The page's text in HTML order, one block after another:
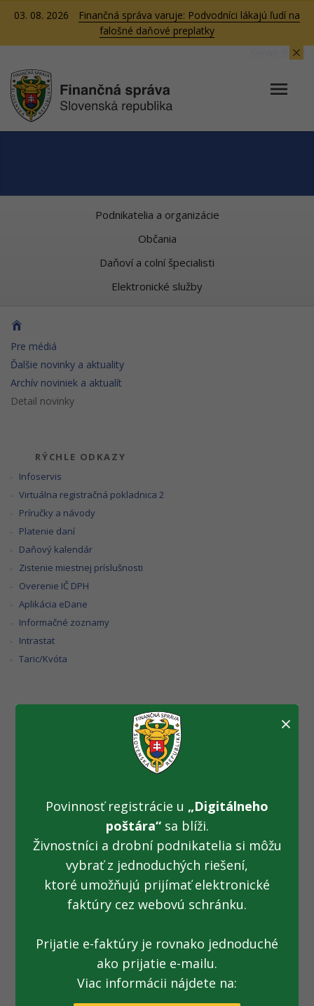
03. 08. 2026
Finančná správa varuje: Podvodníci lákajú ľudí na
falošné daňové preplatky
Server BB06
Podnikatelia a organizácie
Občania
Daňoví a colní špecialisti
Elektronické služby
Pre médiá
Ďalšie novinky a aktuality
Archív noviniek a aktualít
Detail novinky
RÝCHLE ODKAZY
Infoservis
Virtuálna registračná pokladnica 2
Príručky a návody
Platenie daní
Daňový kalendár
Zistenie miestnej príslušnosti
Overenie IČ DPH
Aplikácia eDane
Informačné zoznamy
Intrastat
Taric/Kvóta
Prerušenie dodávky
elektrickej energie
na PDÚ Prievidza
(22.06.2023)
Z dôvodu plánovaného prerušenia distribúcie elektrickej
energie bude 22.06.2023 v čase od 08.00 – do 15.30 hod.
pobočka DÚ TN Prievidza poskytovať služby v
Ospravedlňujeme sa za vzniknuté komplikácie!
(19. 06. 2023)
×
Povinnosť registrácie u „Digitálneho
poštára“sa blíži.
Živnostníci a drobní podnikatelia si môžu
vybrať z jednoduchých riešení,
ktoré umožňujú prijímať elektronické
faktúry cez webovú schránku.
Prijatie e-faktúry je rovnako jednoduché
ako prijatie e-mailu.
Viac informácii nájdete na: